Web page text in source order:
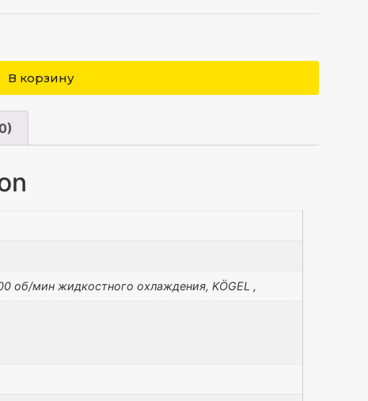
В корзину
об/мин жидкостного охлаждения, KÖGEL ,